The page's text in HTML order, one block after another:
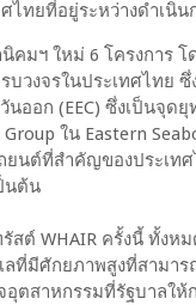
ไทยที่อยู่ระหว่างดำเนิน
คมฯ ใหม่ 6 โครงการ
บวงจรในประเทศไทย
ออก (EEC) ซึ่งเป็นจุด
ใน Eastern
นต์ที่สำคัญของประเทศ
นต้น
ต์ WHAIR ครั้งนี้ ทั้งห
ที่มีศักยภาพสูงที่สามา
จอุตสาหกรรมที่รัฐบาล